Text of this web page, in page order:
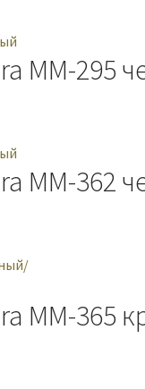
MM-295
MM-362
MM-365